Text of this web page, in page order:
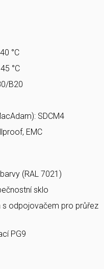
°C
°C
B20
SDCM4
EMC
(RAL 7021)
sklo
s odpojovačem pro průřez
PG9